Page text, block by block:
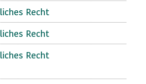
Recht
Recht
Recht